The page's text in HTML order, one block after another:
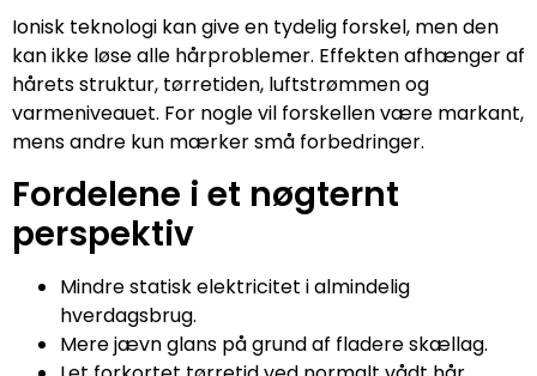
Ionisk teknologi kan give en tydelig forskel, men den
kan ikke løse alle hårproblemer. Effekten afhænger af
hårets struktur, tørretiden, luftstrømmen og
varmeniveauet. For nogle vil forskellen være markant,
mens andre kun mærker små forbedringer.
Fordelene i et nøgternt
perspektiv
Mindre statisk elektricitet i almindelig
hverdagsbrug.
Mere jævn glans på grund af fladere skællag.